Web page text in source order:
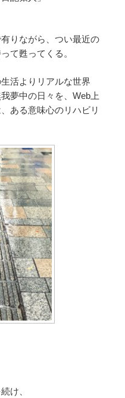
りながら、つい最近の
て甦ってくる。
活よりリアルな世界
夢中の日々を、Web上
ある意味心のリハビリ
け、